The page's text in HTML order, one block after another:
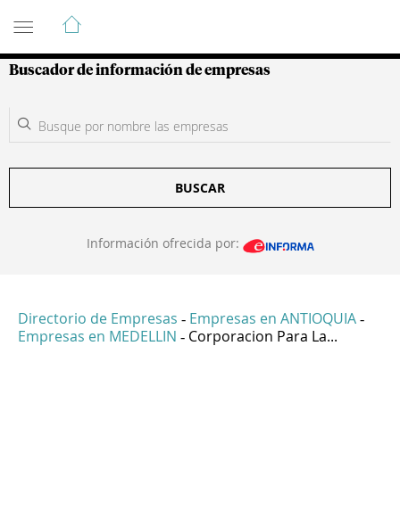
Guía de Empresas Colombianas
Buscador de información de empresas
BUSCAR
Información ofrecida por:
Directorio de Empresas - Empresas en ANTIOQUIA -
Empresas en MEDELLIN - Corporacion Para La...